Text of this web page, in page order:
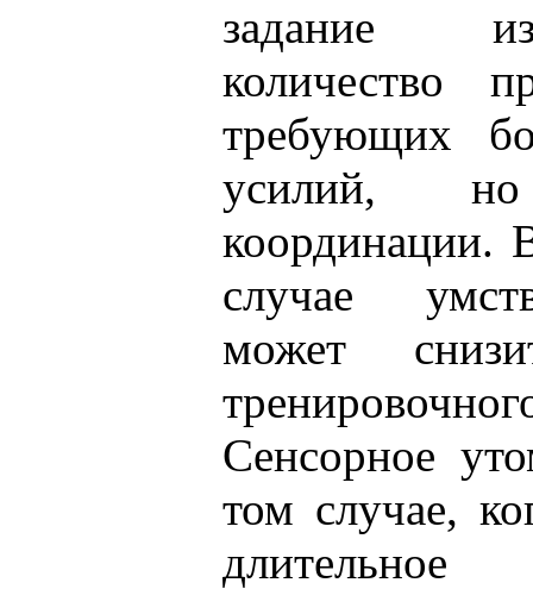
задание
количество
требующих
усилий,
координации.
случае
может
Сенсорное
том случае,